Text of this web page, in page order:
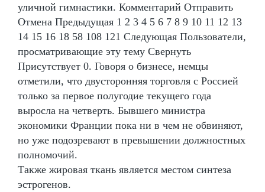
уличной гимнастики. Комментарий Отправить
Отмена Предыдущая 1 2 3 4 5 6 7 8 9 10 11 12 13
14 15 16 18 58 108 121 Следующая Пользователи,
просматривающие эту тему Свернуть
Присутствует 0. Говоря о бизнесе, немцы
отметили, что двусторонняя торговля с Россией
только за первое полугодие текущего года
выросла на четверть. Бывшего министра
экономики Франции пока ни в чем не обвиняют,
но уже подозревают в превышении должностных
полномочий.
Также жировая ткань является местом синтеза
эстрогенов.